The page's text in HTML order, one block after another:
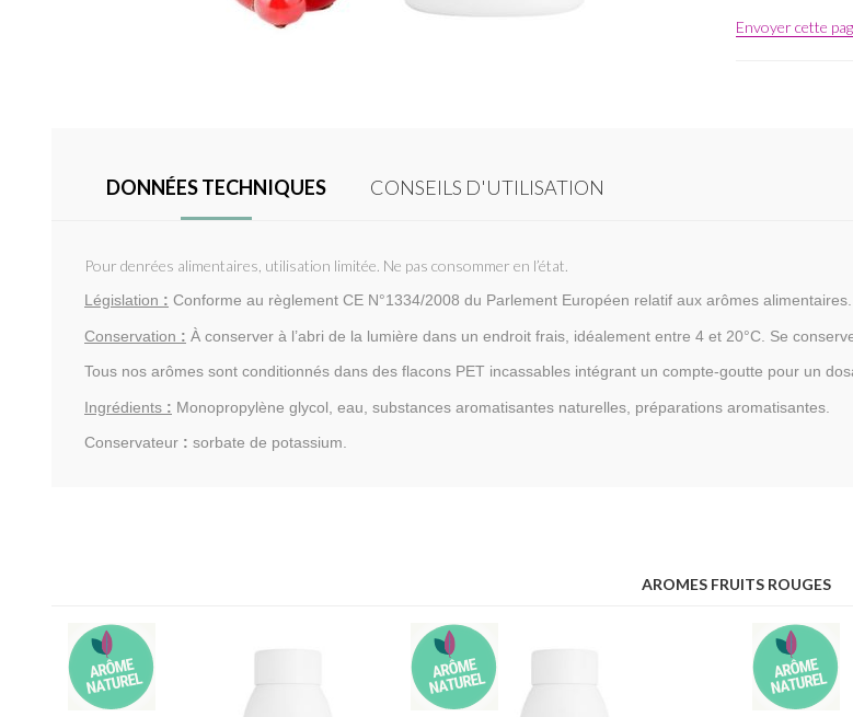
Envoyer cette
DONNÉES TECHNIQUES CONSEILS D'UTILISATION
Pour denrées alimentaires, utilisation limitée. Ne pas consommer en l’état.
Législation : Conforme au règlement CE N°1334/2008 du Parlement Européen relatif aux arômes alimentaires.
Conservation : À conserver à l’abri de la lumière dans un endroit frais, idéalement entre 4 et 20°C. Se
Tous nos arômes sont conditionnés dans des flacons PET incassables intégrant un compte-goutte pour un
Ingrédients : Monopropylène glycol, eau, substances aromatisantes naturelles, préparations aromatisantes.
Conservateur : sorbate de potassium.
AROMES FRUITS ROUGES